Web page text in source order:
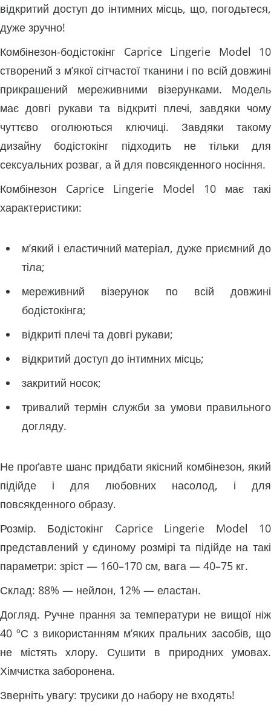
відкритий доступ до інтимних місць, що, погодьтеся,
дуже зручно!
Комбінезон-бодістокінг Caprice Lingerie Model 10
створений з м’якої сітчастої тканини і по всій довжині
прикрашений мереживними візерунками. Модель
має довгі рукави та відкриті плечі, завдяки чому
чуттєво оголюються ключиці. Завдяки такому
дизайну бодістокінг підходить не тільки для
сексуальних розваг, а й для повсякденного носіння.
Комбінезон Caprice Lingerie Model 10 має такі
характеристики:
м’який і еластичний матеріал, дуже приємний до
тіла;
мереживний візерунок по всій довжині
бодістокінга;
відкриті плечі та довгі рукави;
відкритий доступ до інтимних місць;
закритий носок;
тривалий термін служби за умови правильного
догляду.
Не проґавте шанс придбати якісний комбінезон, який
підійде і для любовних насолод, і для
повсякденного образу.
Розмір. Бодістокінг Caprice Lingerie Model 10
представлений у єдиному розмірі та підійде на такі
параметри: зріст — 160–170 см, вага — 40–75 кг.
Склад: 88% — нейлон, 12% — еластан.
Догляд. Ручне прання за температури не вищої ніж
40 ºС з використанням м’яких пральних засобів, що
не містять хлору. Сушити в природних умовах.
Хімчистка заборонена.
Зверніть увагу: трусики до набору не входять!